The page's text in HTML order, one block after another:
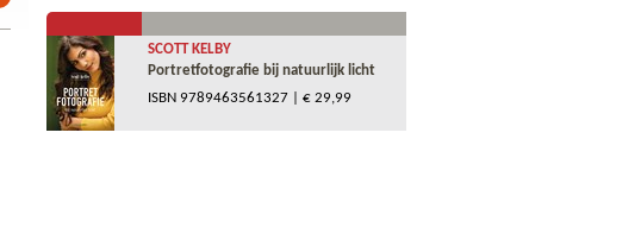
SCOTT KELBY
Portretfotografie bij natuurlijk licht
ISBN 9789463561327 | € 29,99